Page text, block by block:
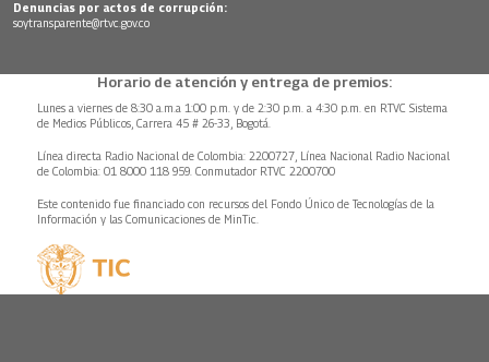
Denuncias por actos de corrupción:
soytransparente@rtvc.gov.co
Horario de atención y entrega de premios:
Lunes a viernes de 8:30 a.m.a 1:00 p.m. y de 2:30 p.m. a 4:30 p.m. en RTVC Sistema
de Medios Públicos, Carrera 45 # 26-33, Bogotá.
Línea directa Radio Nacional de Colombia: 2200727, Línea Nacional Radio Nacional
de Colombia: 01 8000 118 959. Conmutador RTVC 2200700
Este contenido fue financiado con recursos del Fondo Único de Tecnologías de la
Información y las Comunicaciones de MinTic.